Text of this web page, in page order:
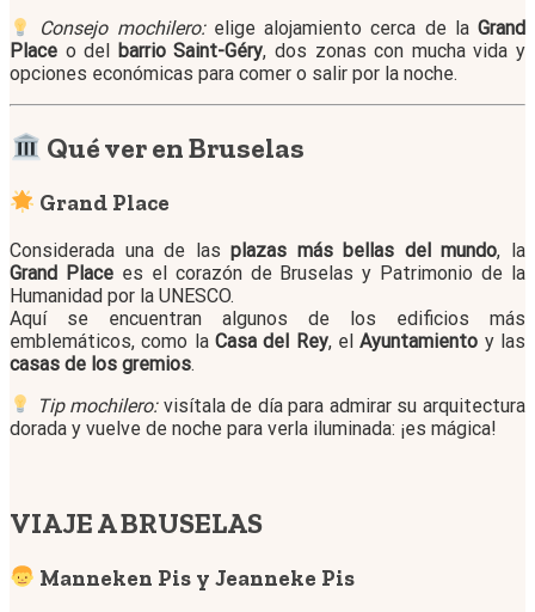
Consejo mochilero:elige alojamiento cerca de laGrand
Place o del barrio Saint-Géry, dos zonas con mucha vida y
opciones económicas para comer o salir por la noche.
Qué ver en Bruselas
Grand Place
Considerada una de lasplazas más bellas del mundo, la
Grand Placees el corazón de Bruselas y Patrimonio de la
Humanidad por la UNESCO.
Aquí se encuentran algunos de los edificios más
emblemáticos, como la Casa del Rey, elAyuntamiento y las
casas de los gremios.
Tip mochilero:visítala de día para admirar su arquitectura
dorada y vuelve de noche para verla iluminada: ¡es mágica!
VIAJE A BRUSELAS
Manneken Pis y Jeanneke Pis